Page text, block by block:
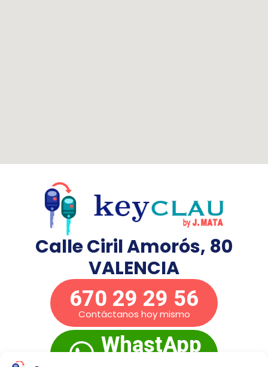
Calle Ciril Amorós, 80
VALENCIA
670 29 29 56
Contáctanos hoy mismo
WhastApp